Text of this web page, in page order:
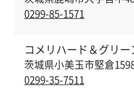
0299-85-1571
コメリハード＆グリ
茨城県小美玉市堅倉
0299-35-7511